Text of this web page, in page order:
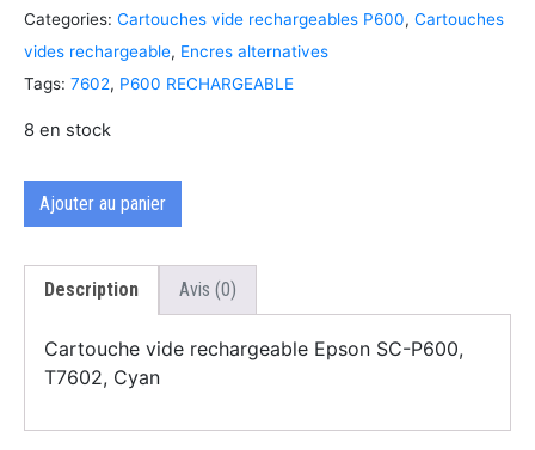
Categories: Cartouches vide rechargeables P600, Cartouches
vides rechargeable, Encres alternatives
Tags: 7602, P600 RECHARGEABLE
8 en stock
Ajouter au panier
Description Avis (0)
Cartouche vide rechargeable Epson SC-P600,
T7602, Cyan